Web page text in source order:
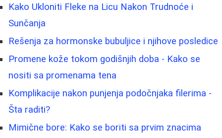
Kako Ukloniti Fleke na Licu Nakon Trudnoće i
Sunčanja
Rešenja za hormonske bubuljice i njihove posledice
Promene kože tokom godišnjih doba - Kako se
nositi sa promenama tena
Komplikacije nakon punjenja podočnjaka filerima -
Šta raditi?
Mimične bore: Kako se boriti sa prvim znacima